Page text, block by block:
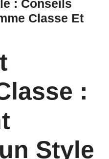
: Conseils
Classe Et
:
Style